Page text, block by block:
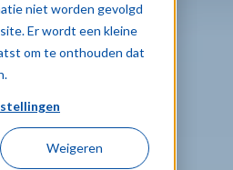
niet worden gevolgd
Er wordt een kleine
om te onthouden dat
Weigeren